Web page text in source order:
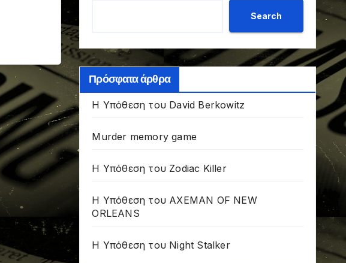
Search
Πρόσφατα άρθρα
Η Υπόθεση του David Berkowitz
Murder memory game
Η Υπόθεση του Zodiac Killer
Η Υπόθεση του AXEMAN OF NEW
ORLEANS
Η Υπόθεση του Night Stalker